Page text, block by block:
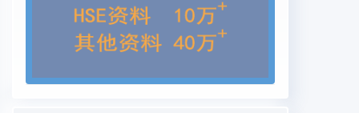
连用仪1.3合成1实验部分CH,=C(CH, Cooll+
II0(CIICHI-O ,HCH,=C(CH; )CO0 (CH CH,0
1OC(CH,C-CH-在三口烧瓶中按一定投料比加入缩
乙二醇、甲三口烧瓶放入油浴锅内,恒温搅拌反应,回